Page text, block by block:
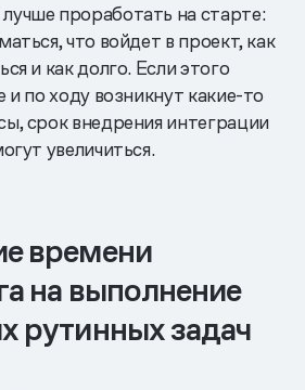
проработать на старте:
что войдет в проект, как
и как долго. Если этого
и по ходу возникнут какие-то
срок внедрения интеграции
увеличиться.
времени
на выполнение
рутинных задач